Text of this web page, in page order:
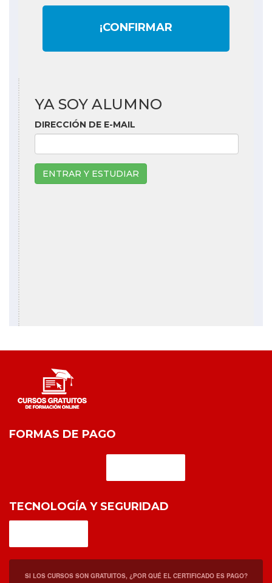
¡CONFIRMAR
YA SOY ALUMNO
DIRECCIÓN DE E-MAIL
ENTRAR Y ESTUDIAR
FORMAS DE PAGO
TECNOLOGÍA Y SEGURIDAD
SI LOS CURSOS SON GRATUITOS, ¿POR QUÉ EL CERTIFICADO ES PAGO?